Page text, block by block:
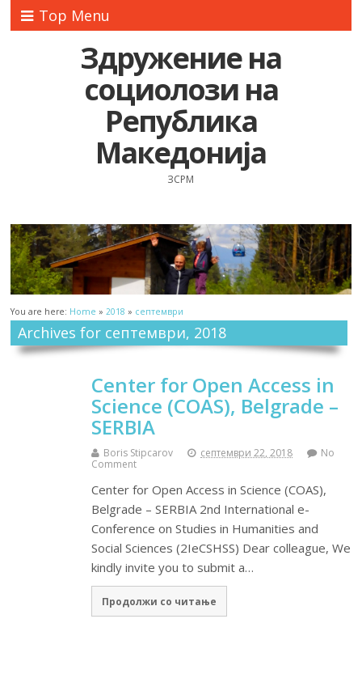
Top Menu
Здружение на
социолози на
Република
Македонија
ЗСРМ
You are here: Home »2018 » септември
Archives for септември, 2018
Center for Open Access in
Science (COAS), Belgrade –
SERBIA
Boris Stipcarov септември 22, 2018
No
Comment
Center for Open Access in Science (COAS),
Belgrade – SERBIA 2nd International e-
Conference on Studies in Humanities and
Social Sciences (2IeCSHSS) Dear colleague, We
kindly invite you to submit a…
Продолжи со читање